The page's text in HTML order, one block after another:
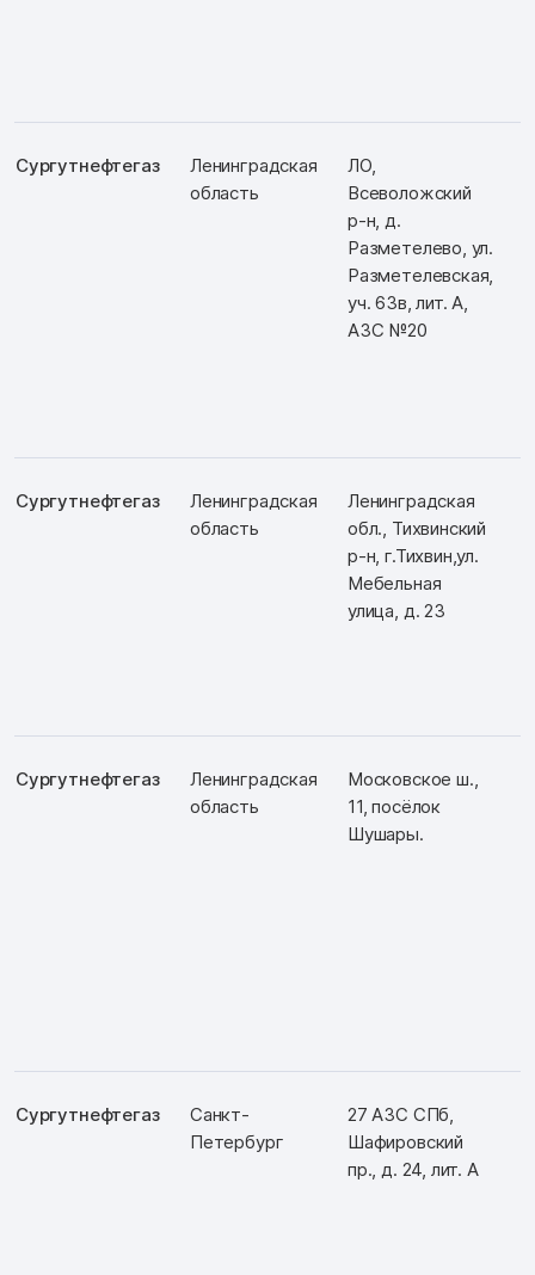
Сургутнефтегаз
Ленинградская
область
ЛО,
Всеволожский
р-н, д.
Разметелево, ул.
Разметелевская,
уч. 63в, лит. А,
АЗС №20
Сургутнефтегаз
Ленинградская
область
Ленинградская
обл., Тихвинский
р-н, г.Тихвин,ул.
Мебельная
улица, д. 23
Сургутнефтегаз
Ленинградская
область
Московское ш.,
11, посёлок
Шушары.
Сургутнефтегаз
Санкт-
Петербург
27 АЗС СПб,
Шафировский
пр., д. 24, лит. А